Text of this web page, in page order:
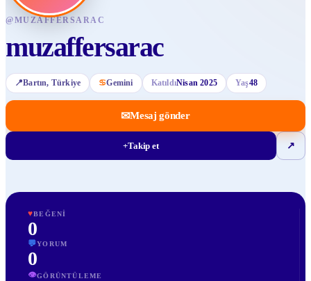
@MUZAFFERSARAC
muzaffersarac
📍Bartın, Türkiye ♋Gemini KatıldıNisan 2025 Yaş48
✉Mesaj gönder
+Takip et ↗
♥BEĞENI
0
💬YORUM
0
👁GÖRÜNTÜLEME